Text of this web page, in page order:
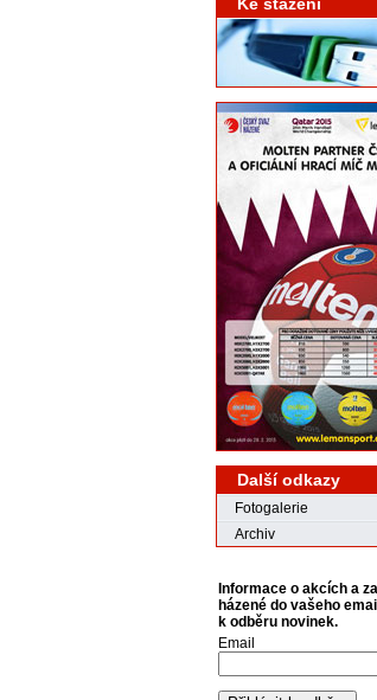
Další odkazy
Fotogalerie
Archiv
Informace o akcích a
házené do vašeho
k odběru novinek.
Email